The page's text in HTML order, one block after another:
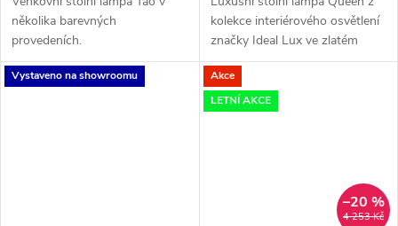
několika barevných
provedeních.
kolekce interiérového osvětlení
značky Ideal Lux ve zlatém
provedení perfektně nasvítí
tmavé kouty v obývacím pokoji,
ložnici či pracovně a nebo...
Vystaveno na showroomu
Akce
LETNÍ AKCE
4 253 Kč
–20 %